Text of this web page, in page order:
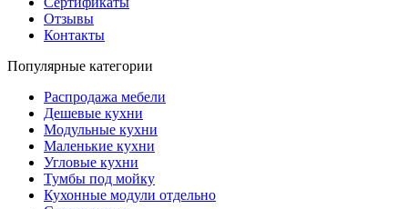
Отзывы
Контакты
Популярные категории
Распродажа мебели
Дешевые кухни
Модульные кухни
Маленькие кухни
Угловые кухни
Тумбы под мойку
Кухонные модули отдельно